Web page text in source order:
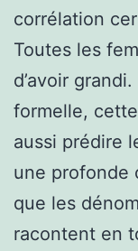
corrélation
Toutes les
d’avoir
formelle,
aussi prédire
une profonde
que les
racontent en